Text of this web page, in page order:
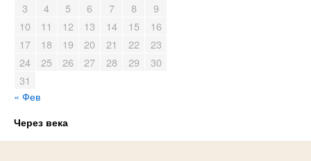
3
4 5 6 7 8
9
10
11 12 13 14 15
16
17
18 19 20 21 22
23
24
25 26 27 28 29
30
31
« Фев
Через века